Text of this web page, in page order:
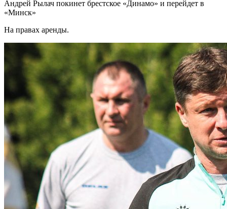
Андрей Рылач покинет брестское «Динамо» и перейдет в
«Минск»
На правах аренды.